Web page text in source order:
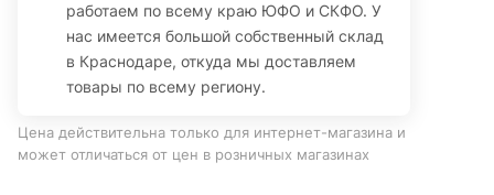
работаем по всему краю ЮФО и СКФО. У
нас имеется большой собственный склад
в Краснодаре, откуда мы доставляем
товары по всему региону.
Цена действительна только для интернет-магазина и
может отличаться от цен в розничных магазинах